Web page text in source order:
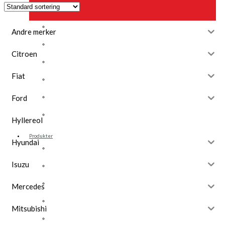
Opel
Produkter
Andre merker
Citroen
Fiat
Ford
Hyllereol
Hyundai
Isuzu
Mercedes
Mitsubishi